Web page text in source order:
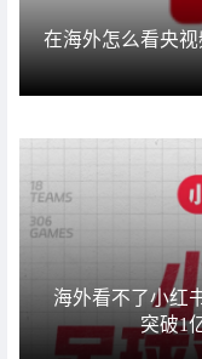
在海外怎么看央视
海外看不了小红
突破1